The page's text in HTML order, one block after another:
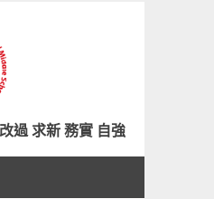
過 求新 務實 自強